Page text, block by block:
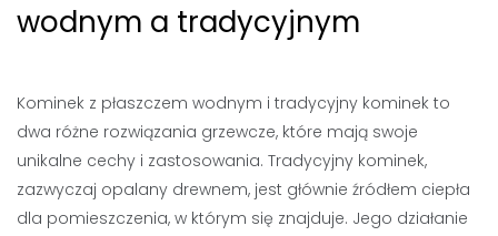
wodnym a tradycyjnym
Kominek z płaszczem wodnym i tradycyjny kominek to
dwa różne rozwiązania grzewcze, które mają swoje
unikalne cechy i zastosowania. Tradycyjny kominek,
zazwyczaj opalany drewnem, jest głównie źródłem ciepła
dla pomieszczenia, w którym się znajduje. Jego działanie